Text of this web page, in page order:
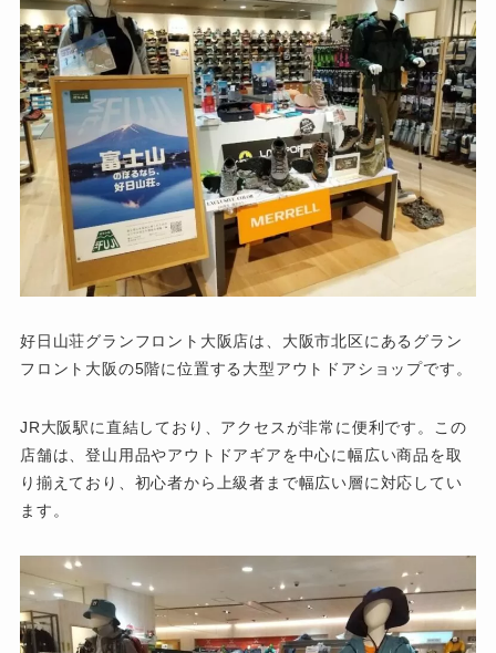
好日山荘グランフロント大阪店は、大阪市北区にあるグラン
フロント大阪の5階に位置する大型アウトドアショップです。
JR大阪駅に直結しており、アクセスが非常に便利です。この
店舗は、登山用品やアウトドアギアを中心に幅広い商品を取
り揃えており、初心者から上級者まで幅広い層に対応してい
ます。